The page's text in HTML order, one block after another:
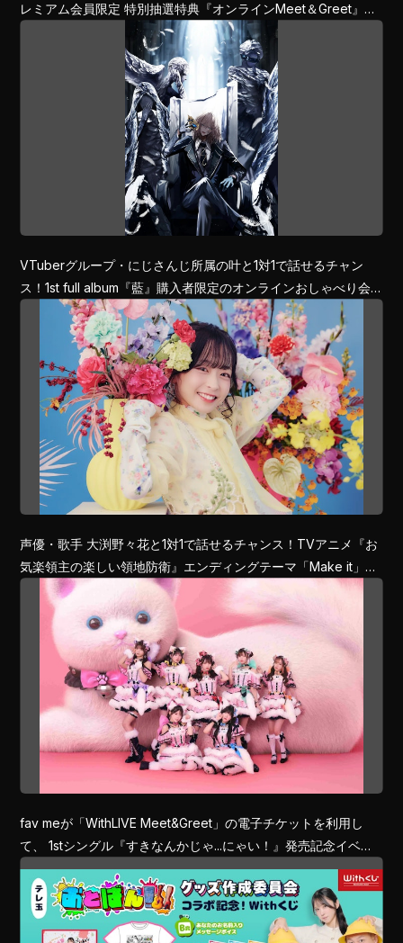
レミアム会員限定 特別抽選特典『オンラインMeet＆Greet』を
VTuberグループ・にじさんじ所属の叶と1対1で話せるチャン
ス！1st full album『藍』購入者限定のオンラインおしゃべり会
をWithLIVEで開催決定！
声優・歌手 大渕野々花と1対1で話せるチャンス！TVアニメ『お
気楽領主の楽しい領地防衛』エンディングテーマ「Make it」購
入者限定のオンラインお話し会をWithLIVEで開催決定！
fav meが「WithLIVE Meet&Greet」の電子チケットを利用し
て、 1stシングル『すきなんかじゃ...にゃい！』発売記念イベン
トを開催しました！